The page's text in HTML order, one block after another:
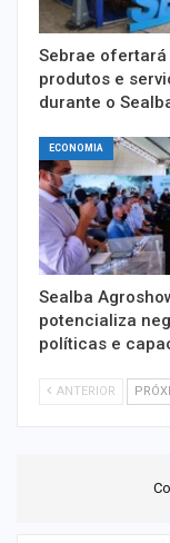
Sebrae ofertará
produtos e
durante o
ECONOMIA
Sealba
potencializa
políticas e
ANTERIOR